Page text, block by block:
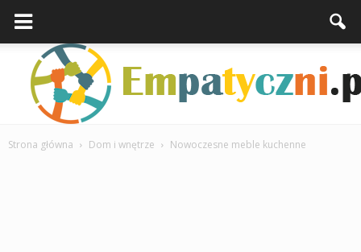
Strona główna Dom i wnętrze Nowoczesne meble kuchenne